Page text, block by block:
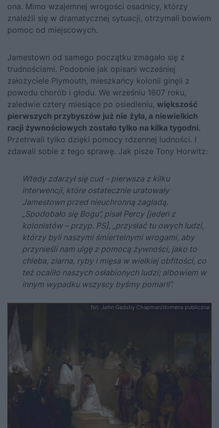
ona. Mimo wzajemnej wrogości osadnicy, którzy
znaleźli się w dramatycznej sytuacji, otrzymali bowiem
pomoc od miejscowych.
Jamestown od samego początku zmagało się z
trudnościami. Podobnie jak opisani wcześniej
założyciele Plymouth, mieszkańcy kolonii ginęli z
powodu chorób i głodu. We wrześniu 1607 roku,
zaledwie cztery miesiące po osiedleniu, większość
pierwszych przybyszów już nie żyła, a niewielkich
racji żywnościowych zostało tylko na kilka tygodni.
Przetrwali tylko dzięki pomocy rdzennej ludności. I
zdawali sobie z tego sprawę. Jak pisze Tony Horwitz:
Wtedy zdarzył się cud – pierwsza z kilku
interwencji, które ostatecznie uratowały
Jamestown przed nieuchronną zagładą.
„Spodobało się Bogu”, pisał Percy [jeden z
kolonistów – przyp. PS], „przysłać tu owych ludzi,
którzy byli naszymi śmiertelnymi wrogami, aby
przynieśli nam ulgę z pomocą żywności, jako to
chleba, ziarna, ryby i mięsa w wielkiej obfitości, co
też ocaliło naszych osłabionych ludzi; albowiem w
innym wypadku wszyscy byśmy pomarli”.
fot. John Gadsby Chapman/domena publiczna